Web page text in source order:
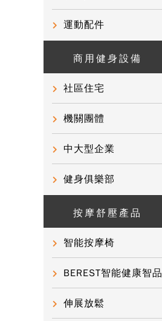
運動配件
商用健身設備
社區住宅
機關團體
中大型企業
健身俱樂部
按摩舒壓產品
智能按摩椅
BEREST智能健康智品
伸展放鬆